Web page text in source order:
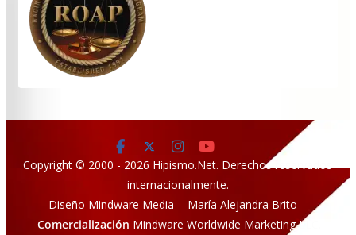
Copyright © 2000 - 2026 Hipismo.Net. Derechos reservados
internacionalmente.
Diseño Mindware Media - María Alejandra Brito
Comercialización Mindware Worldwide Marketing LLC.